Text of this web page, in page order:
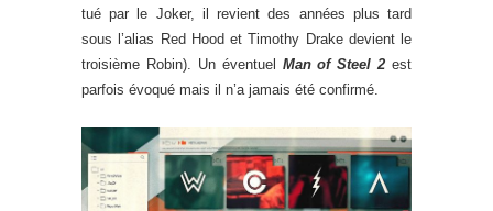
tué par le Joker, il revient des années plus tard
sous l’alias Red Hood et Timothy Drake devient le
troisième Robin). Un éventuel Man of Steel 2 est
parfois évoqué mais il n’a jamais été confirmé.